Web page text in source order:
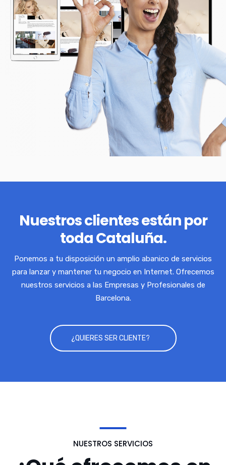
Nuestros clientes están por
toda Cataluña.
Ponemos a tu disposición un amplio abanico de servicios
para lanzar y mantener tu negocio en Internet. Ofrecemos
nuestros servicios a las Empresas y Profesionales de
Barcelona.
¿QUIERES SER CLIENTE?
NUESTROS SERVICIOS